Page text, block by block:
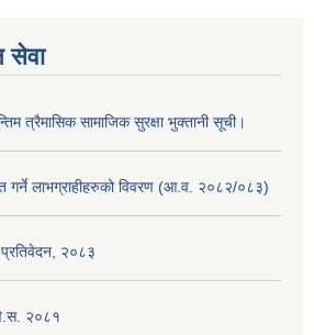
सेवा
त्रैमासिक सामाजिक सुरक्षा भुक्तानी सूची।
गर्ने लाभग्राहीहरुको विवरण (आ.व. २०८२/०८३)
प्रतिवेदन, २०८३
२०८१